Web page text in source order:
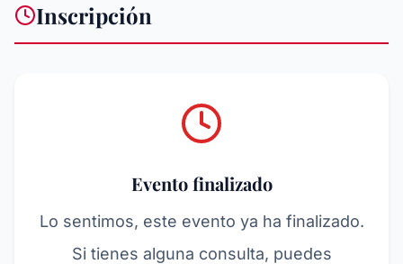
Inscripción
Evento finalizado
Lo sentimos, este evento ya ha finalizado.
Si tienes alguna consulta, puedes